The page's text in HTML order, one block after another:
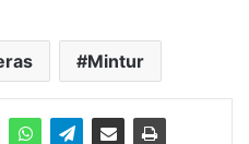
Mintur